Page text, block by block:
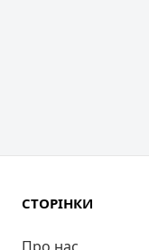
СТОРІНКИ